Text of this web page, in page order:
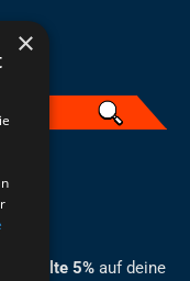
erhalte 5% auf deine
×